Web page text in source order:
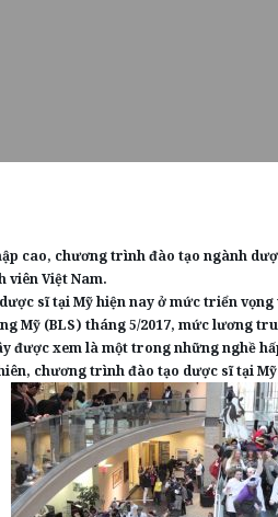
cao, chương trình đào tạo ngành
viên Việt Nam.
sĩ tại Mỹ hiện nay ở mức triển
Mỹ (BLS) tháng 5/2017, mức lương
được xem là một trong những nghề
chương trình đào tạo dược sĩ tại